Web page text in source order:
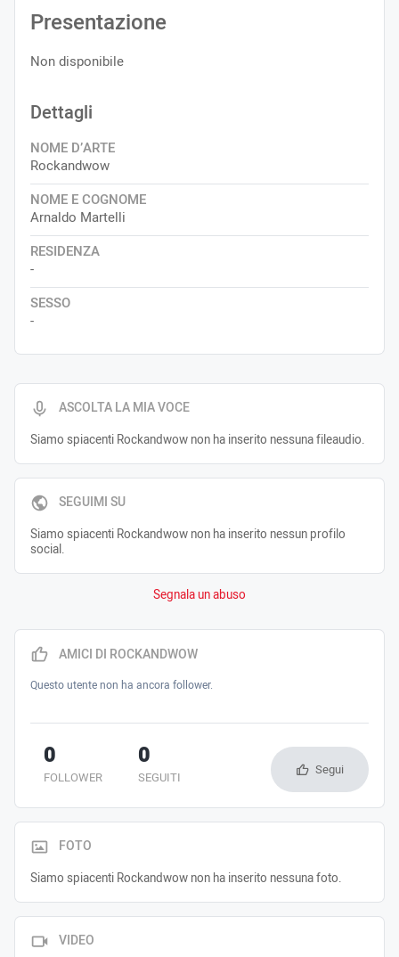
ASCOLTA LA MIA VOCE
Siamo spiacenti Rockandwow non ha inserito nessuna fileaudio.
SEGUIMI SU
Siamo spiacenti Rockandwow non ha inserito nessun profilo
social.
Segnala un abuso
Presentazione
Non disponibile
Dettagli
NOME D’ARTE
Rockandwow
NOME E COGNOME
Arnaldo Martelli
RESIDENZA
-
SESSO
-
AMICI DI ROCKANDWOW
Questo utente non ha ancora follower.
FOLLOWER
0
SEGUITI
0 Segui
FOTO
Siamo spiacenti Rockandwow non ha inserito nessuna foto.
VIDEO